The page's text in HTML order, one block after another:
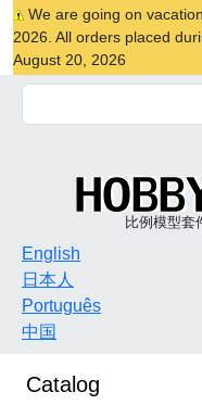
We are going on
2026. All orders placed
August 20, 2026
比例模型套
English
日本人
Português
中国
Catalog